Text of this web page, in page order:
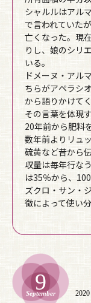
シャルルはアル
で言われていた
亡くなった。現
りし、娘のシリ
いる。
ドメーヌ・アル
ちらがアペラシ
から語りかけて
その言葉を体現
20年前から肥料
数年前よりリュ
硫黄など昔から
収量は毎年行な
は35％から、
ズクロ・サン・
徴によって使い分
9
September 2020